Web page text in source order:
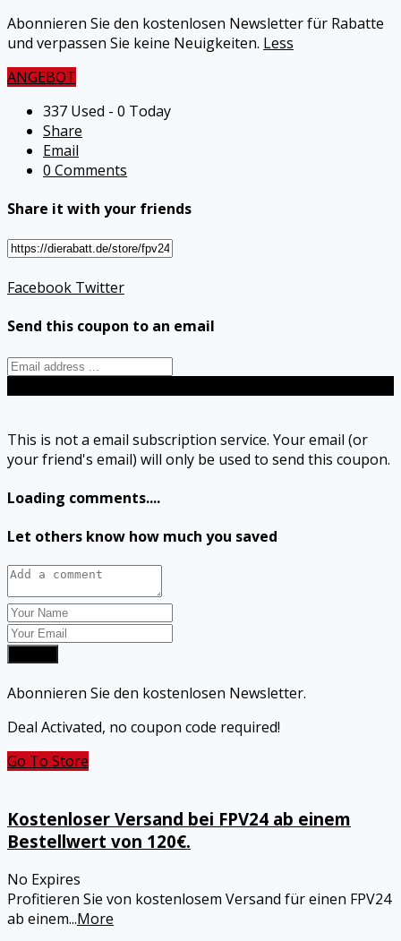
Abonnieren Sie den kostenlosen Newsletter für Rabatte
und verpassen Sie keine Neuigkeiten. Less
ANGEBOT
337 Used - 0 Today
Share
Email
0 Comments
Share it with your friends
Facebook Twitter
Send this coupon to an email
This is not a email subscription service. Your email (or
your friend's email) will only be used to send this coupon.
Loading comments....
Let others know how much you saved
Abonnieren Sie den kostenlosen Newsletter.
Deal Activated, no coupon code required!
Go To Store
Kostenloser Versand bei FPV24 ab einem
Bestellwert von 120€.
No Expires
Profitieren Sie von kostenlosem Versand für einen FPV24
ab einem...More